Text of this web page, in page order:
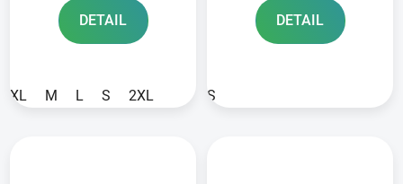
DETAIL
XL M L S 2XL
DETAIL
S